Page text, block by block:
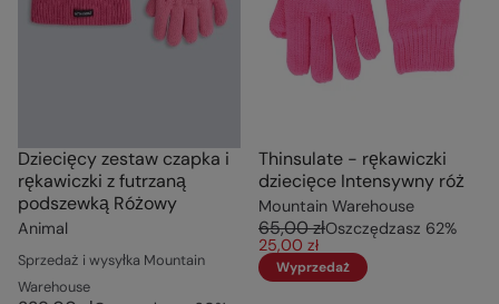
Dziecięcy zestaw czapka i
rękawiczki z futrzaną
podszewką Różowy
Animal
Sprzedaż i wysyłka Mountain
Warehouse
Thinsulate - rękawiczki
dziecięce Intensywny róż
Mountain Warehouse
65,00 złOszczędzasz 62%
25,00 zł
Wyprzedaż